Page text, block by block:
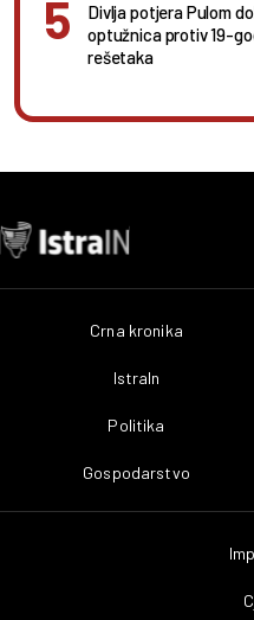
Divlja potjera Pulom
optužnica protiv 19-
rešetaka
Crna kronika
IstraIn
Politika
Gospodarstvo